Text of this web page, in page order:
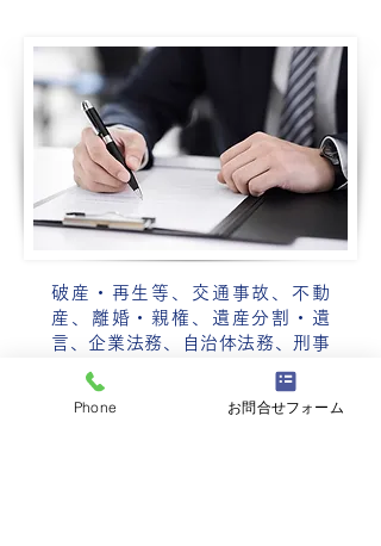
破産・再生等、交通事故、不動
産、離婚・親権、遺産分割・遺
言、企業法務、自治体法務、刑事
Phone お問合せフォーム